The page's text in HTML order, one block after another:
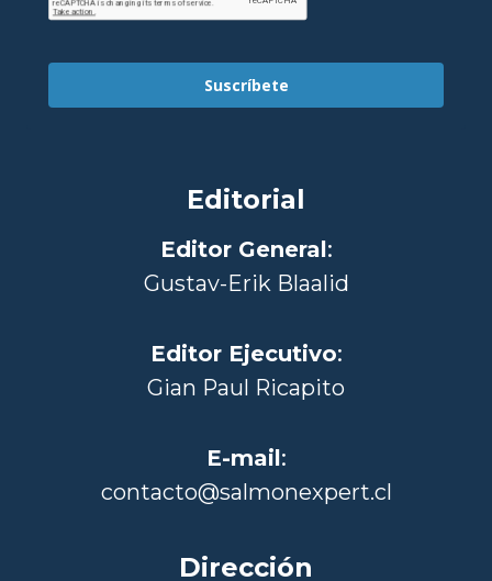
Suscríbete
Editorial
Editor General:
Gustav-Erik Blaalid
Editor Ejecutivo:
Gian Paul Ricapito
E-mail:
contacto@salmonexpert.cl
Dirección